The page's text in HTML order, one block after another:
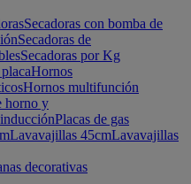
Secadoras con bomba de
Secadoras de
Secadoras por Kg
Hornos
Hornos multifunción
horno y
Placas de gas
Lavavajillas 45cmLavavajillas
decorativas